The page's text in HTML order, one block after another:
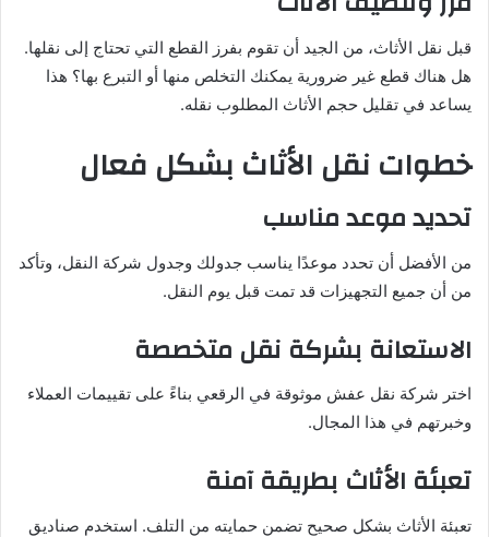
قبل نقل الأثاث، من الجيد أن تقوم بفرز القطع التي تحتاج إلى نقلها.
هل هناك قطع غير ضرورية يمكنك التخلص منها أو التبرع بها؟ هذا
يساعد في تقليل حجم الأثاث المطلوب نقله.
خطوات نقل الأثاث بشكل فعال
تحديد موعد مناسب
من الأفضل أن تحدد موعدًا يناسب جدولك وجدول شركة النقل، وتأكد
من أن جميع التجهيزات قد تمت قبل يوم النقل.
الاستعانة بشركة نقل متخصصة
اختر شركة نقل عفش موثوقة في الرقعي بناءً على تقييمات العملاء
وخبرتهم في هذا المجال.
تعبئة الأثاث بطريقة آمنة
تعبئة الأثاث بشكل صحيح تضمن حمايته من التلف. استخدم صناديق